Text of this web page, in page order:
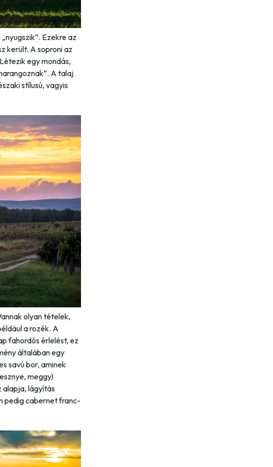
Ezekre az
került. A soproni az
egy mondás,
. A talaj
stílusú, vagyis
olyan tételek,
a rozék. A
fahordós érlelést, ez
általában egy
savú bor, aminek
meggy)
alapja, lágyítás
pedig cabernet franc-